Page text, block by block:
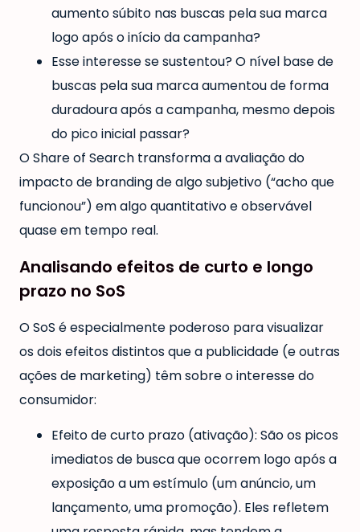
aumento súbito nas buscas pela sua marca
logo após o início da campanha?
Esse interesse se sustentou? O nível base de
buscas pela sua marca aumentou de forma
duradoura após a campanha, mesmo depois
do pico inicial passar?
O Share of Search transforma a avaliação do
impacto de branding de algo subjetivo (“acho que
funcionou”) em algo quantitativo e observável
quase em tempo real.
Analisando efeitos de curto e longo
prazo no SoS
O SoS é especialmente poderoso para visualizar
os dois efeitos distintos que a publicidade (e outras
ações de marketing) têm sobre o interesse do
consumidor:
Efeito de curto prazo (ativação): São os picos
imediatos de busca que ocorrem logo após a
exposição a um estímulo (um anúncio, um
lançamento, uma promoção). Eles refletem